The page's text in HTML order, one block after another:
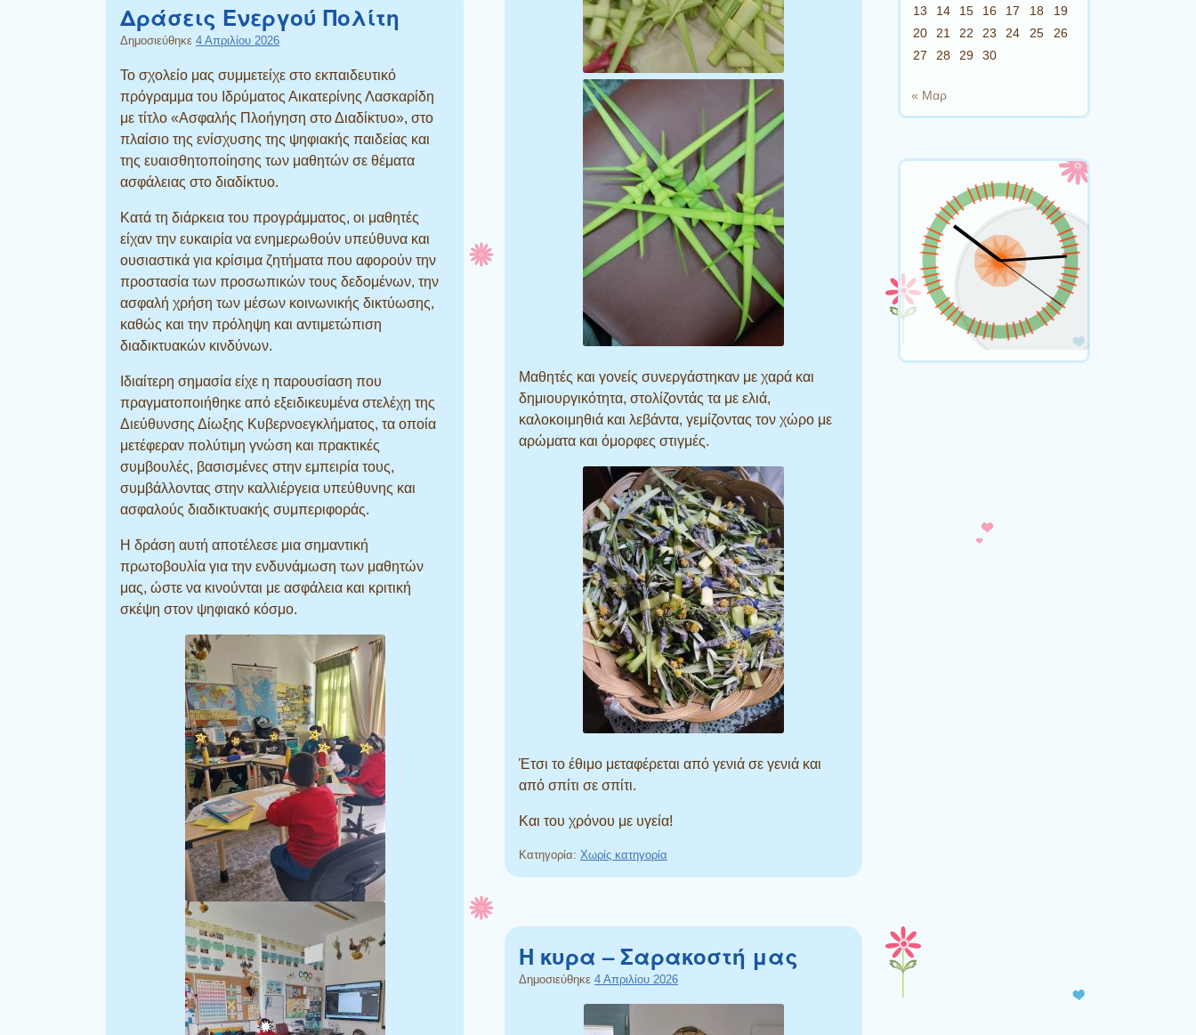
Μαθητές και γονείς συνεργάστηκαν με χαρά και
δημιουργικότητα, στολίζοντάς τα με ελιά,
καλοκοιμηθιά και λεβάντα, γεμίζοντας τον χώρο με
αρώματα και όμορφες στιγμές.
Έτσι το έθιμο μεταφέρεται από γενιά σε γενιά και
από σπίτι σε σπίτι.
Και του χρόνου με υγεία!
Κατηγορία: Χωρίς κατηγορία
Δράσεις Ενεργού Πολίτη
Δημοσιεύθηκε 4 Απριλίου 2026
Το σχολείο μας συμμετείχε στο εκπαιδευτικό
πρόγραμμα του Ιδρύματος Αικατερίνης Λασκαρίδη
με τίτλο «Ασφαλής Πλοήγηση στο Διαδίκτυο», στο
πλαίσιο της ενίσχυσης της ψηφιακής παιδείας και
της ευαισθητοποίησης των μαθητών σε θέματα
ασφάλειας στο διαδίκτυο.
Κατά τη διάρκεια του προγράμματος, οι μαθητές
είχαν την ευκαιρία να ενημερωθούν υπεύθυνα και
ουσιαστικά για κρίσιμα ζητήματα που αφορούν την
προστασία των προσωπικών τους δεδομένων, την
ασφαλή χρήση των μέσων κοινωνικής δικτύωσης,
καθώς και την πρόληψη και αντιμετώπιση
διαδικτυακών κινδύνων.
Ιδιαίτερη σημασία είχε η παρουσίαση που
πραγματοποιήθηκε από εξειδικευμένα στελέχη της
Διεύθυνσης Δίωξης Κυβερνοεγκλήματος, τα οποία
μετέφεραν πολύτιμη γνώση και πρακτικές
συμβουλές, βασισμένες στην εμπειρία τους,
συμβάλλοντας στην καλλιέργεια υπεύθυνης και
ασφαλούς διαδικτυακής συμπεριφοράς.
Η δράση αυτή αποτέλεσε μια σημαντική
πρωτοβουλία για την ενδυνάμωση των μαθητών
μας, ώστε να κινούνται με ασφάλεια και κριτική
σκέψη στον ψηφιακό κόσμο.
Η κυρα – Σαρακοστή μας
Δημοσιεύθηκε 4 Απριλίου 2026
13
14 15 16 17 18
19
20
21 22 23 24 25
26
27
28 29 30
« Μαρ